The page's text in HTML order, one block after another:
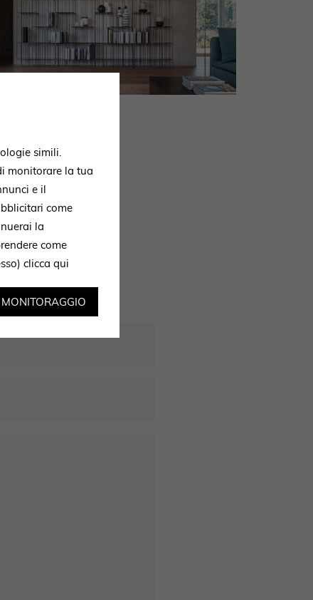
und
simili.
monitorare la tua
e il
come
la
come
clicca qui